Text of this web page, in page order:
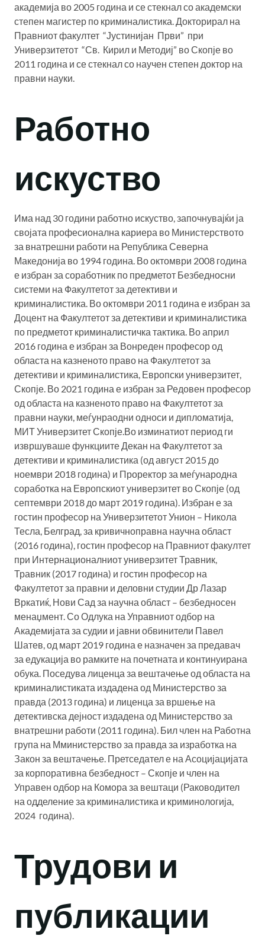
академија во 2005 година и се стекнал со академски
степен магистер по криминалистика. Докторирал на
Правниот факултет “Јустинијан Први” при
Универзитетот “Св. Кирил и Методиј” во Скопје во
2011 година и се стекнал со научен степен доктор на
правни науки.
Работно
искуство
Има над 30 години работно искуство, започнувајќи ја
својата професионална кариера во Министерството
за внатрешни работи на Република Северна
Македонија во 1994 година. Во октомври 2008 година
е избран за соработник по предметот Безбедносни
системи на Факултетот за детективи и
криминалистика. Во октомври 2011 година е избран за
Доцент на Факултетот за детективи и криминалистика
по предметот криминалистичка тактика. Во април
2016 година е избран за Вонреден професор од
областа на казненото право на Факултетот за
детективи и криминалистика, Европски универзитет,
Скопје. Во 2021 година е избран за Редовен професор
од областа на казненото право на Факултетот за
правни науки, меѓунраодни односи и дипломатија,
МИТ Универзитет Скопје.Во изминатиот период ги
извршуваше функциите Декан на Факултетот за
детективи и криминалистика (од август 2015 до
ноември 2018 година) и Проректор за меѓународна
соработка на Европскиот универзитет во Скопје (од
септември 2018 до март 2019 година). Избран е за
гостин професор на Универзитетот Унион – Никола
Тесла, Белград, за кривичноправна научна област
(2016 година), гостин професор на Правниот факултет
при Интернационалниот универзитет Травник,
Травник (2017 година) и гостин професор на
Факултетот за правни и деловни студии Др Лазар
Вркатиќ, Нови Сад за научна област – безбедносен
менаџмент. Со Одлука на Управниот одбор на
Академијата за судии и јавни обвинители Павел
Шатев, од март 2019 година е назначен за предавач
за едукација во рамките на почетната и континуирана
обука. Поседува лиценца за вештачење од областа на
криминалистиката издадена од Министерство за
правда (2013 година) и лиценца за вршење на
детективска дејност издадена од Министерство за
внатрешни работи (2011 година). Бил член на Работна
група на Мминистерство за правда за изработка на
Закон за вештачење. Претседател е на Асоцијацијата
за корпоративна безбедност – Скопје и член на
Управен одбор на Комора за вештаци (Раководител
на одделение за криминалистика и криминологија,
2024 година).
Трудови и
публикации